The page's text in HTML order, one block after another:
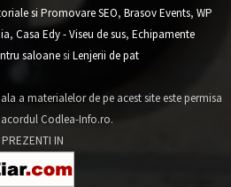
si Promovare SEO, Brasov Events, WP
, Casa Edy - Viseu de sus, Echipamente
saloanesi Lenjerii de pat
a materialelor de pe acest site este permisa
Codlea-Info.ro.
PREZENTI IN